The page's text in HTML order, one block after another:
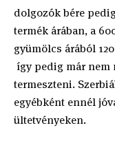
dolgozók bére
termék árában, a
gyümölcs árából
így pedig már nem
termeszteni.
egyébként ennél
ültetvényeken.